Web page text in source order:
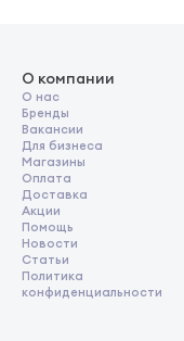
О компании
О нас
Бренды
Вакансии
Для бизнеса
Магазины
Оплата
Доставка
Акции
Помощь
Новости
Статьи
Политика
конфиденциальности